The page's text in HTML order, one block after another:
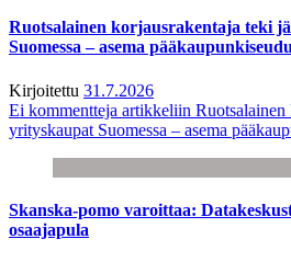
Ruotsalainen korjausrakentaja teki
Suomessa – asema
Kirjoitettu 31.7.2026
Ei kommentteja artikkeliin Ruotsalainen
yrityskaupat Suomessa – asema
Skanska-pomo varoittaa:
osaajapula